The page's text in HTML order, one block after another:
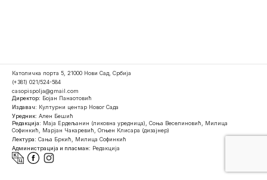
Католичка порта 5, 21000 Нови Сад, Србија
(+381) 021/524-584
casopispolja@gmail.com
Директор: Бојан Панаотовић
Издавач: Културни центар Новог Сада
Уредник: Ален Бешић
Редакција: Маја Ердељанин (ликовна уредница), Соња Веселиновић, Милица
Софинкић, Марјан Чакаревић, Огњен Клисара (дизајнер)
Лектура: Сања Бркић, Милица Софинкић
Администрација и пласман: Редакција